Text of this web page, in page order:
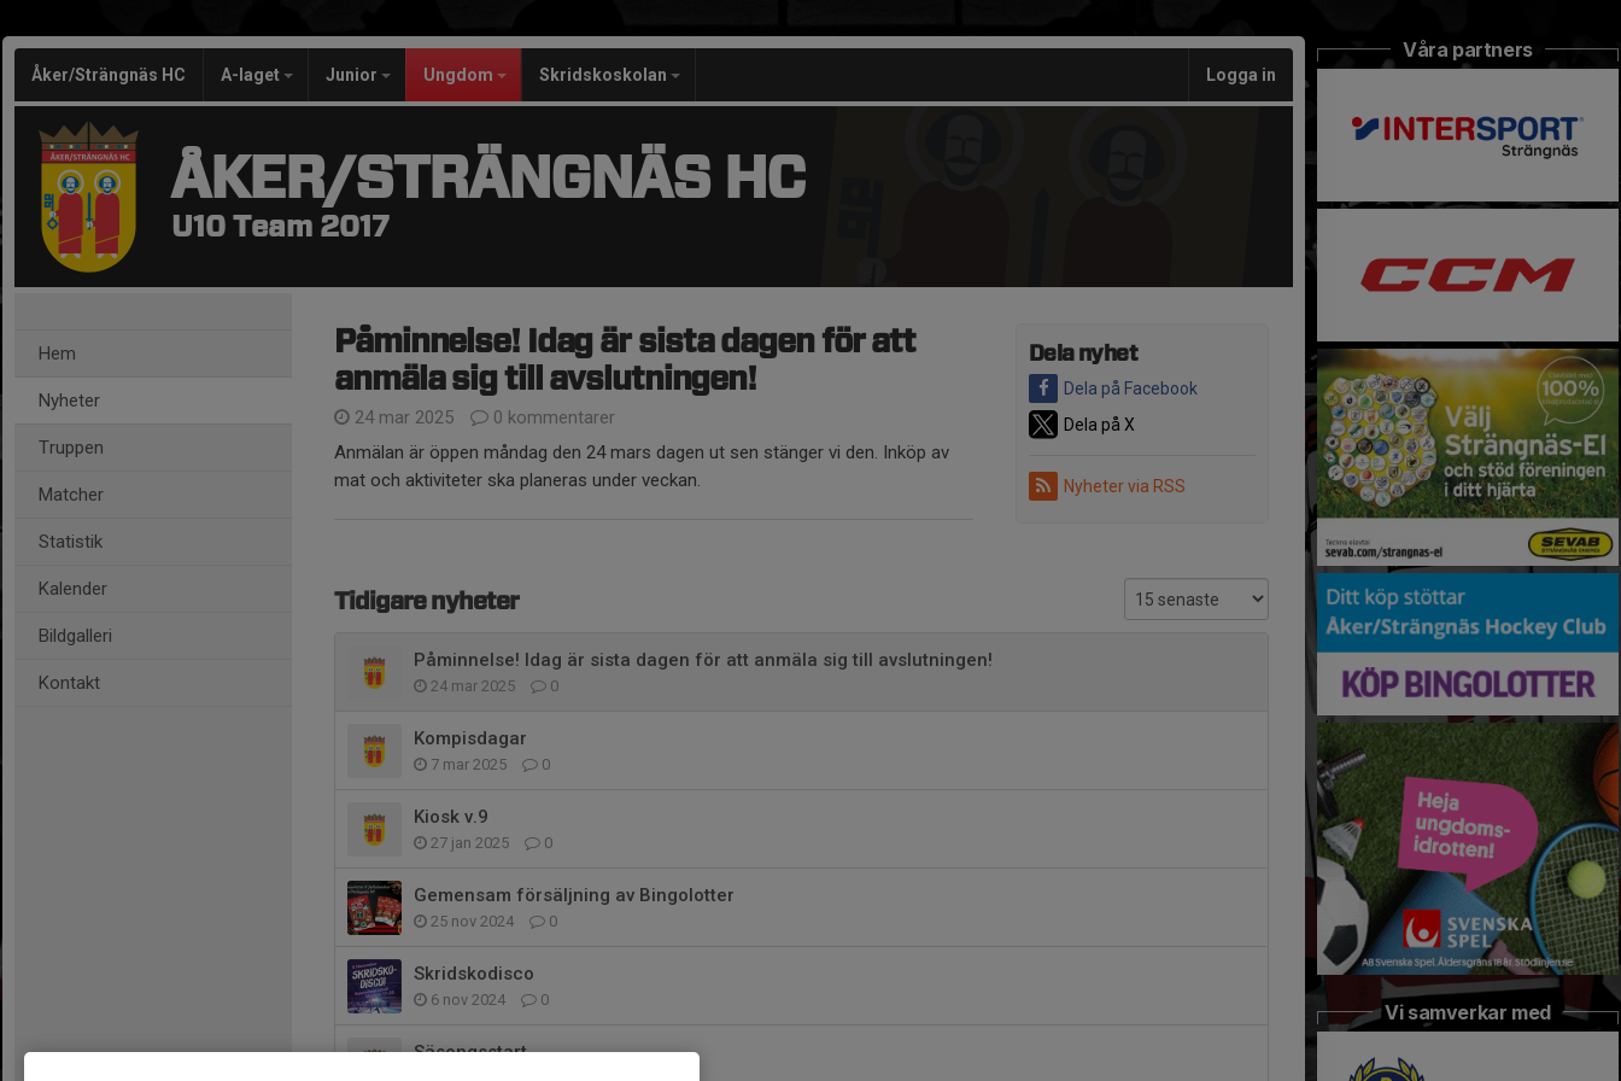
Åker/Strängnäs HC A-laget Junior Ungdom Skridskoskolan Logga in
ÅKER/STRÄNGNÄS HC
U10 Team 2017
Hem
Nyheter
Truppen
Matcher
Statistik
Kalender
Bildgalleri
Kontakt
Dela nyhet
Dela på Facebook
Dela på X
Nyheter via RSS
Påminnelse! Idag är sista dagen för att
anmäla sig till avslutningen!
24 mar 2025
0 kommentarer
Anmälan är öppen måndag den 24 mars dagen ut sen stänger vi den. Inköp av
mat och aktiviteter ska planeras under veckan.
Tidigare nyheter
Påminnelse! Idag är sista dagen för att anmäla sig till avslutningen!
24 mar 2025 0
Kompisdagar
7 mar 2025 0
Kiosk v.9
27 jan 2025 0
Gemensam försäljning av Bingolotter
25 nov 2024 0
Skridskodisco
6 nov 2024 0
Säsongsstart
Våra partners
Vi samverkar med